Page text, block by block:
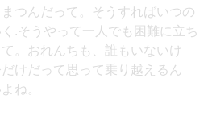
つんだって。そうすればいつの
.そうやって一人でも困難に立ち
。おれんちも、誰もいないけ
けだって思って乗り越えるん
ね。